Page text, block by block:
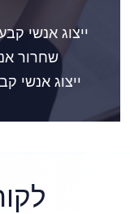
ייצוג אנשי
שחרור
ייצוג אנשי